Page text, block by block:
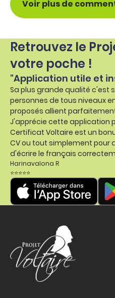
Voir plus de
Retrouvez le
votre poche !
"Application utile et
Sa plus grande qualité c'est
personnes de tous niveaux
proposés allient
J'apprécie cette application
Certificat Voltaire est un
CV ou tout simplement pour
d'écrire le français
Harinavalona R
⭐⭐⭐⭐⭐